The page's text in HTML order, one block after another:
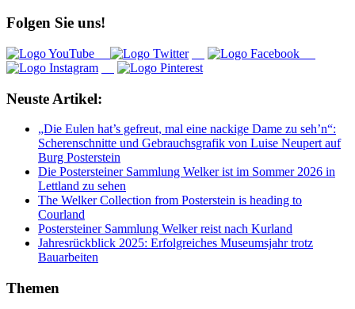
Folgen Sie uns!
Neuste Artikel:
„Die Eulen hat’s gefreut, mal eine nackige Dame zu seh’n“:
Scherenschnitte und Gebrauchsgrafik von Luise Neupert auf
Burg Posterstein
Die Postersteiner Sammlung Welker ist im Sommer 2026 in
Lettland zu sehen
The Welker Collection from Posterstein is heading to
Courland
Postersteiner Sammlung Welker reist nach Kurland
Jahresrückblick 2025: Erfolgreiches Museumsjahr trotz
Bauarbeiten
Themen